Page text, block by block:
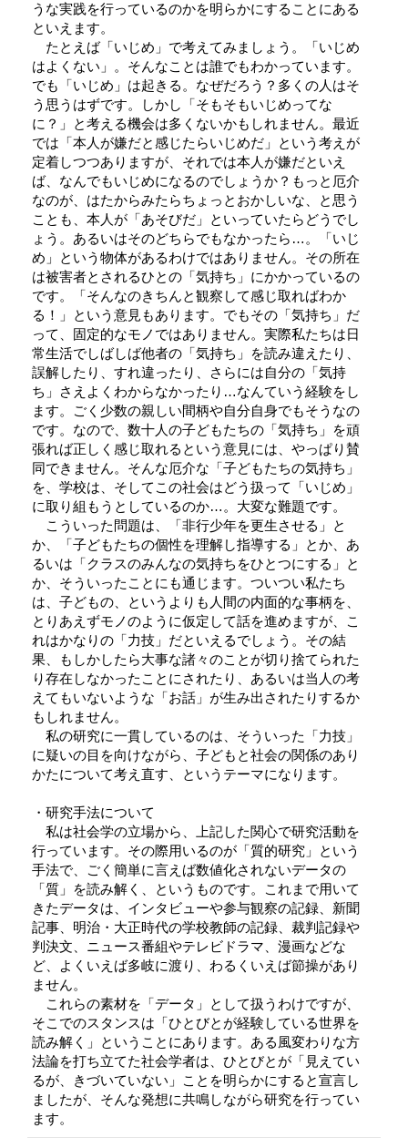
うな実践を行っているのかを明らかにすることにある
といえます。
たとえば「いじめ」で考えてみましょう。「いじめ
はよくない」。そんなことは誰でもわかっています。
でも「いじめ」は起きる。なぜだろう？多くの人はそ
う思うはずです。しかし「そもそもいじめってな
に？」と考える機会は多くないかもしれません。最近
では「本人が嫌だと感じたらいじめだ」という考えが
定着しつつありますが、それでは本人が嫌だといえ
ば、なんでもいじめになるのでしょうか？もっと厄介
なのが、はたからみたらちょっとおかしいな、と思う
ことも、本人が「あそびだ」といっていたらどうでし
ょう。あるいはそのどちらでもなかったら…。「いじ
め」という物体があるわけではありません。その所在
は被害者とされるひとの「気持ち」にかかっているの
です。「そんなのきちんと観察して感じ取ればわか
る！」という意見もあります。でもその「気持ち」だ
って、固定的なモノではありません。実際私たちは日
常生活でしばしば他者の「気持ち」を読み違えたり、
誤解したり、すれ違ったり、さらには自分の「気持
ち」さえよくわからなかったり…なんていう経験をし
ます。ごく少数の親しい間柄や自分自身でもそうなの
です。なので、数十人の子どもたちの「気持ち」を頑
張れば正しく感じ取れるという意見には、やっぱり賛
同できません。そんな厄介な「子どもたちの気持ち」
を、学校は、そしてこの社会はどう扱って「いじめ」
に取り組もうとしているのか…。大変な難題です。
こういった問題は、「非行少年を更生させる」と
か、「子どもたちの個性を理解し指導する」とか、あ
るいは「クラスのみんなの気持ちをひとつにする」と
か、そういったことにも通じます。ついつい私たち
は、子どもの、というよりも人間の内面的な事柄を、
とりあえずモノのように仮定して話を進めますが、こ
れはかなりの「力技」だといえるでしょう。その結
果、もしかしたら大事な諸々のことが切り捨てられた
り存在しなかったことにされたり、あるいは当人の考
えてもいないような「お話」が生み出されたりするか
もしれません。
私の研究に一貫しているのは、そういった「力技」
に疑いの目を向けながら、子どもと社会の関係のあり
かたについて考え直す、というテーマになります。
・研究手法について
私は社会学の立場から、上記した関心で研究活動を
行っています。その際用いるのが「質的研究」という
手法で、ごく簡単に言えば数値化されないデータの
「質」を読み解く、というものです。これまで用いて
きたデータは、インタビューや参与観察の記録、新聞
記事、明治・大正時代の学校教師の記録、裁判記録や
判決文、ニュース番組やテレビドラマ、漫画などな
ど、よくいえば多岐に渡り、わるくいえば節操があり
ません。
これらの素材を「データ」として扱うわけですが、
そこでのスタンスは「ひとびとが経験している世界を
読み解く」ということにあります。ある風変わりな方
法論を打ち立てた社会学者は、ひとびとが「見えてい
るが、きづいていない」ことを明らかにすると宣言し
ましたが、そんな発想に共鳴しながら研究を行ってい
ます。